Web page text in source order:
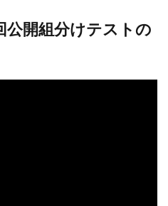
公開組分けテストの